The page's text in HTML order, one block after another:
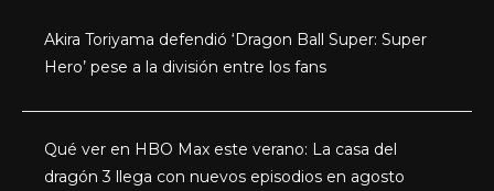
Akira Toriyama defendió ‘Dragon Ball Super: Super
Hero’ pese a la división entre los fans
Qué ver en HBO Max este verano: La casa del
dragón 3 llega con nuevos episodios en agosto